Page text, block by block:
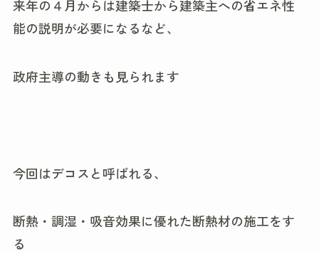
来年の４月からは建築士から建築主への省エネ性
能の説明が必要になるなど、
政府主導の動きも見られます
今回はデコスと呼ばれる、
断熱・調湿・吸音効果に優れた断熱材の施工をす
る